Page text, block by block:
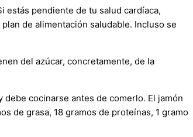
estás pendiente de tu salud cardíaca,
de alimentación saludable. Incluso se
del azúcar, concretamente, de la
cocinarse antes de comerlo. El jamón
de grasa, 18 gramos de proteínas, 1 gramo